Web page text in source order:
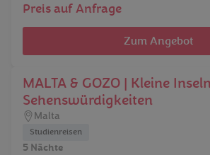
Preis auf Anfrage
Zum Angebot
MALTA & GOZO | Kleine
Sehenswürdigkeiten
Malta
Studienreisen
5 Nächte